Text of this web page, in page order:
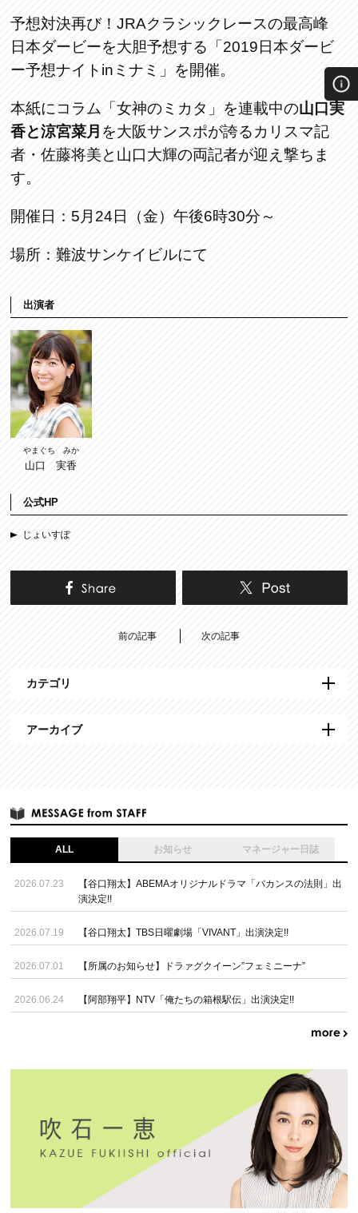
予想対決再び！JRAクラシックレースの最高峰
日本ダービーを大胆予想する「2019日本ダービ
ー予想ナイトinミナミ」を開催。
本紙にコラム「女神のミカタ」を連載中の山口実
香と涼宮菜月 を大阪サンスポが誇るカリスマ記
者・佐藤将美と山口大輝の両記者が迎え撃ちま
す。
開催日：5月24日（金）午後6時30分～
場所：難波サンケイビルにて
出演者
やまぐち みか
山口 実香
公式HP
じょいすぽ
前の記事 次の記事
カテゴリ
アーカイブ
ALL お知らせ マネージャー日誌
2026.07.23
【谷口翔太】ABEMAオリジナルドラマ「バカンスの法則」出
演決定!!
2026.07.19 【谷口翔太】TBS日曜劇場「VIVANT」出演決定!!
2026.07.01 【所属のお知らせ】ドラァグクイーン”フェミニーナ”
2026.06.24 【阿部翔平】NTV「俺たちの箱根駅伝」出演決定!!